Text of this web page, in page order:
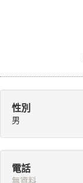
性別
男
電話
無資料